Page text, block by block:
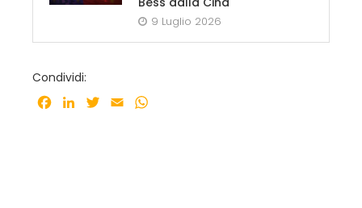
9 Luglio 2026
Condividi:
Facebook
LinkedInTwitter
Email